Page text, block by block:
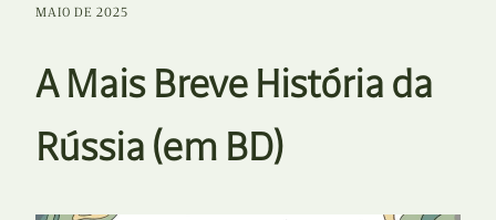
MAIO DE 2025
A Mais Breve História da
Rússia (em BD)